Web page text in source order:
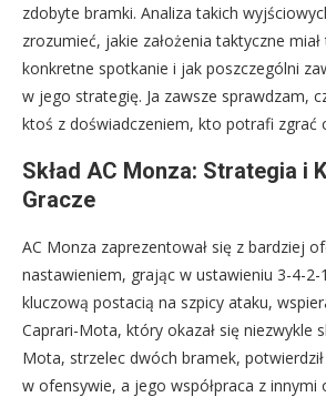
zdobyte bramki. Analiza takich
zrozumieć, jakie założenia taktyczne
konkretne spotkanie i jak poszczególni
w jego strategię. Ja zawsze sprawdzam,
ktoś z doświadczeniem, kto potrafi zgrać
Skład AC Monza: Strategia i
Gracze
AC Monza zaprezentował się z bardziej
nastawieniem, grając w ustawieniu 3-4-2-
kluczową postacią na szpicy ataku,
Caprari-Mota, który okazał się niezwykle
Mota, strzelec dwóch bramek,
w ofensywie, a jego współpraca z innymi